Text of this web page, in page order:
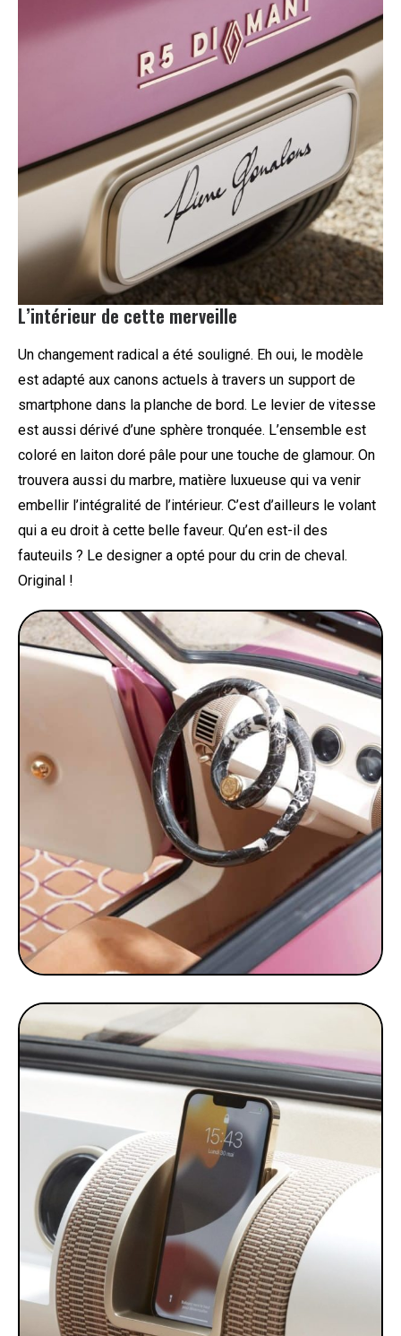
L’intérieur de cette merveille
Un changement radical a été souligné. Eh oui, le modèle
est adapté aux canons actuels à travers un support de
smartphone dans la planche de bord. Le levier de vitesse
est aussi dérivé d’une sphère tronquée. L’ensemble est
coloré en laiton doré pâle pour une touche de glamour. On
trouvera aussi du marbre, matière luxueuse qui va venir
embellir l’intégralité de l’intérieur. C’est d’ailleurs le volant
qui a eu droit à cette belle faveur. Qu’en est-il des
fauteuils ? Le designer a opté pour du crin de cheval.
Original !